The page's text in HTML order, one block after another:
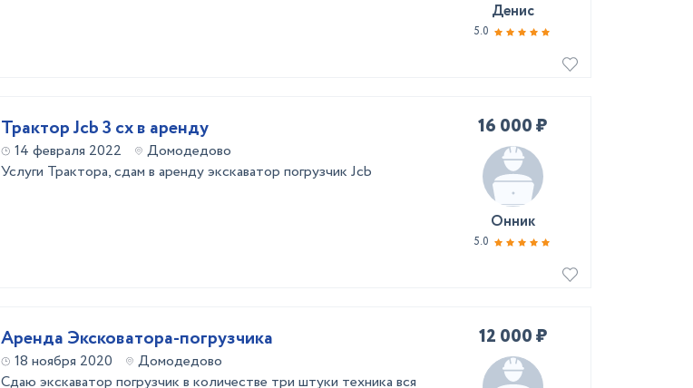
Денис
5.0
Трактор Jcb 3 cx в аренду
14 февраля 2022
Домодедово
Услуги Трактора, сдам в аренду экскаватор погрузчик Jcb
16 000 ₽
Онник
5.0
Аренда Эксковатора-погрузчика
18 ноября 2020
Домодедово
Сдаю экскаватор погрузчик в количестве три штуки техника вся
12 000 ₽